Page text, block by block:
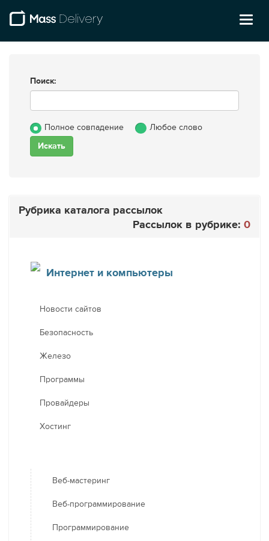
Поиск:
Полное совпадение Любое слово
Рубрика каталога рассылок
Рассылок в рубрике: 0
Интернет и компьютеры
Новости сайтов
Безопасность
Железо
Программы
Провайдеры
Хостинг
Веб-мастеринг
Веб-программирование
Программирование